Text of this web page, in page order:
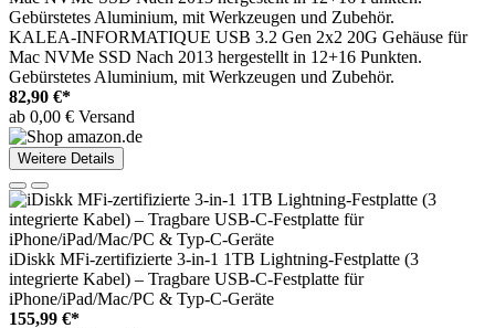
KALEA-INFORMATIQUE USB 3.2 Gen 2x2 20G Gehäuse für
Mac NVMe SSD Nach 2013 hergestellt in 12+16 Punkten.
Gebürstetes Aluminium, mit Werkzeugen und Zubehör.
82,90 €*
ab 0,00 € Versand
Weitere Details
iDiskk MFi-zertifizierte 3-in-1 1TB Lightning-Festplatte (3
integrierte Kabel) – Tragbare USB-C-Festplatte für
iPhone/iPad/Mac/PC & Typ-C-Geräte
155,99 €*